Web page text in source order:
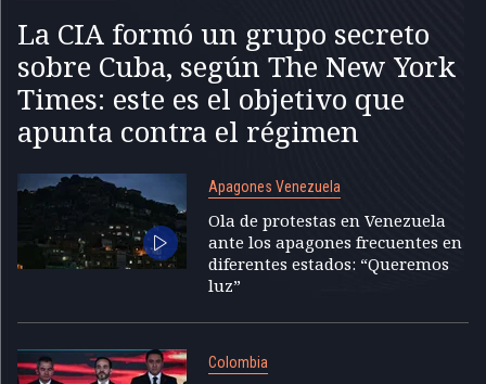
La CIA formó un grupo secreto
sobre Cuba, según The New York
Times: este es el objetivo que
apunta contra el régimen
Apagones Venezuela
Ola de protestas en Venezuela
ante los apagones frecuentes en
diferentes estados: “Queremos
luz”
Colombia